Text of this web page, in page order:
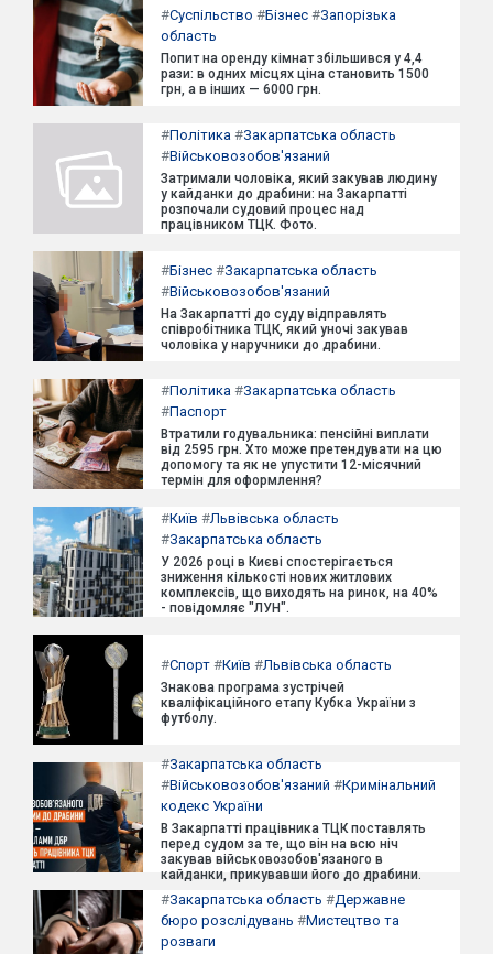
#Суспільство #Бізнес #Запорізька
область
Попит на оренду кімнат збільшився у 4,4
рази: в одних місцях ціна становить 1500
грн, а в інших — 6000 грн.
#Політика #Закарпатська область
#Військовозобов'язаний
Затримали чоловіка, який закував людину
у кайданки до драбини: на Закарпатті
розпочали судовий процес над
працівником ТЦК. Фото.
#Бізнес #Закарпатська область
#Військовозобов'язаний
На Закарпатті до суду відправлять
співробітника ТЦК, який уночі закував
чоловіка у наручники до драбини.
#Політика #Закарпатська область
#Паспорт
Втратили годувальника: пенсійні виплати
від 2595 грн. Хто може претендувати на цю
допомогу та як не упустити 12-місячний
термін для оформлення?
#Київ #Львівська область
#Закарпатська область
У 2026 році в Києві спостерігається
зниження кількості нових житлових
комплексів, що виходять на ринок, на 40%
- повідомляє "ЛУН".
#Спорт #Київ #Львівська область
Знакова програма зустрічей
кваліфікаційного етапу Кубка України з
футболу.
#Закарпатська область
#Військовозобов'язаний #Кримінальний
кодекс України
В Закарпатті працівника ТЦК поставлять
перед судом за те, що він на всю ніч
закував військовозобов'язаного в
кайданки, прикувавши його до драбини.
#Закарпатська область #Державне
бюро розслідувань #Мистецтво та
розваги